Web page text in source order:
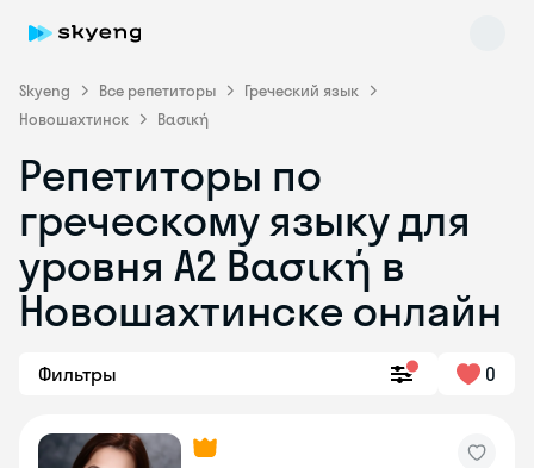
Skyeng Все репетиторы
Греческий язык
Новошахтинск
Βασική
Репетиторы по
греческому языку для
уровня Α2 Βασική в
Новошахтинске онлайн
Фильтры 0
Skyeng Chat
online